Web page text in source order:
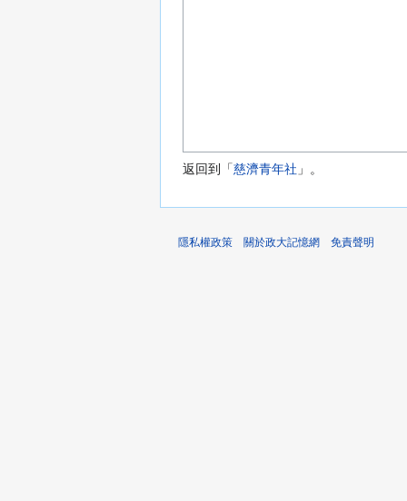
返回到「慈濟青年社 」。
隱私權政策 關於政大記憶網 免責聲明